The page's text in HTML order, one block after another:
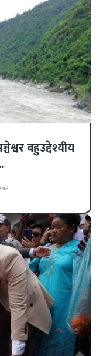
बहुउद्देश्यीय
गते